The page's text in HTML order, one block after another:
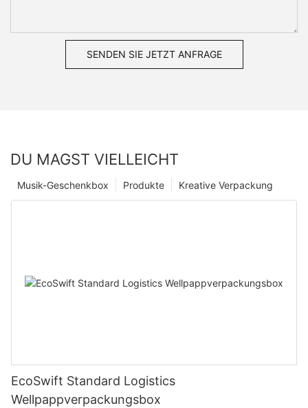
SENDEN SIE JETZT ANFRAGE
DU MAGST VIELLEICHT
Kreative Verpackung
Produkte
Musik-Geschenkbox
EcoSwift Standard Logistics
Wellpappverpackungsbox